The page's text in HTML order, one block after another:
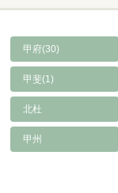
甲府(30)
甲斐(1)
北杜
甲州